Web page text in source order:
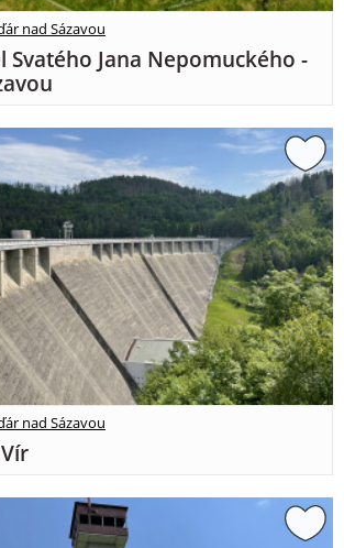
nad Sázavou
Svatého Jana Nepomuckého -
nad Sázavou